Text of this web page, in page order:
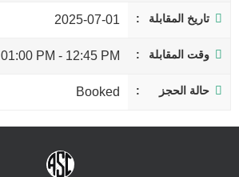
تاريخ المقابلة 2025-07-01
وقت المقابلة 12:45 PM
-
01:00 PM
حالة الحجز Booked